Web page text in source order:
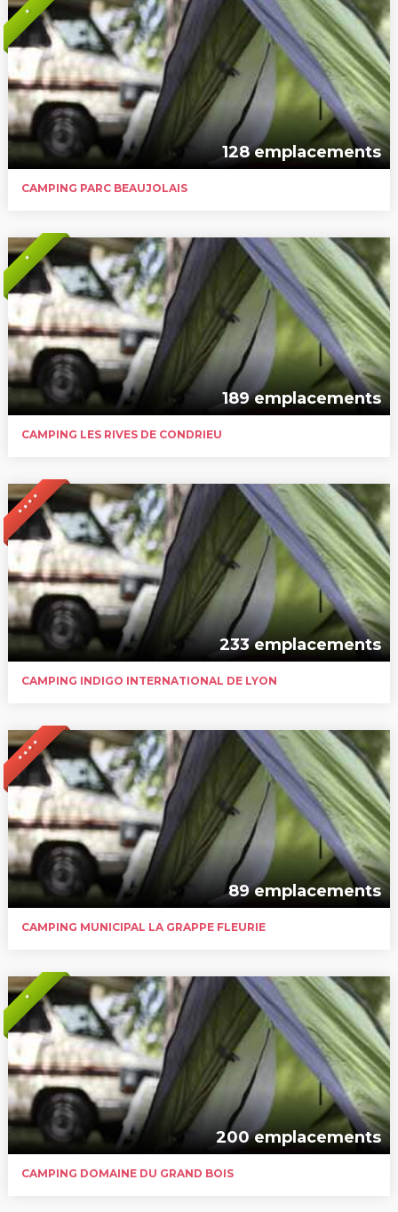
*
128 emplacements
CAMPING PARC BEAUJOLAIS
*
189 emplacements
CAMPING LES RIVES DE CONDRIEU
* * * *
233 emplacements
CAMPING INDIGO INTERNATIONAL DE LYON
* * * *
89 emplacements
CAMPING MUNICIPAL LA GRAPPE FLEURIE
*
200 emplacements
CAMPING DOMAINE DU GRAND BOIS